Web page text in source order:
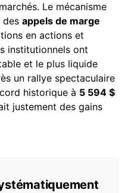
Le mécanisme
des appels de marge
en actions et
institutionnels ont
et le plus liquide
un rallye spectaculaire
historique à 5 594 $
justement des gains